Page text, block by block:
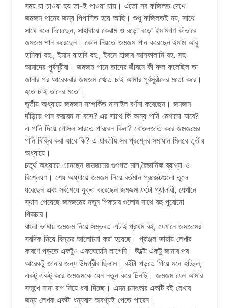
সময় যা চাওয়া হয় তা-ই পাওয়া যায়। এতো সব ফজিলত দেখে
জমজম পানের জন্য পিপাসিত হয়ে আছি। শুধু ফজিলত‌ই নয়, সাথে
সাথে বলে দিয়েছেন, সাহাবায়ে কেরাম ও বড়ো বড়ো ইমামগণ কীভাবে
জমজম পান করেছেন। কোন নিয়তে জমজম পান করেছেন ইমাম আবু
হানিফা রহ., ইমাম যাহাবি রহ., ইবনে হাজার আসকালানি রহ. সহ
আমাদের পূর্বসূরীরা। জমজম পানে তাদের জীবনে কী ফল ফলেছিল তা
জানার পর আরেকবার জমজম খেতে চাই আমার পূর্বসূরীদের মতো করে।
হতে চাই তাদের মতো।
তৃতীয় অধ্যায়ে জমজম সম্পর্কিত মাসাইল বর্ণনা করেছেন। জমজম
দাঁড়িয়ে পান করবেন না বসে? এর সাথে কি অন্য পানি মেশানো যাবে?
এ পানি দিয়ে গোসল সারতে পারবেন কিনা? বোতলজাত করে জমজমের
পানি বিক্রি করা যাবে কি? এ যাবতীয় সব প্রশ্নের সমাধান মিলবে তৃতীয়
অধ্যায়ে।
চতুর্থ অধ্যায়ে এনেছেন জমজমের গুণগত মান,বৈজ্ঞানিক ব্যাখ্যা ও
বিশ্লেষণ। শেষ অধ্যায়ে জমজম নিয়ে বর্তমান প্রজেক্টগুলো তুলে
ধরেছেন এবং সর্বশেষে যুক্ত করেছেন জমজম ফটো গ্যালারী, যেখানে
স্থান পেয়েছে জমজমের নতুন পিকচার গুলোর সাথে বহু পুরোনো
পিকচার।
বাংলা ভাষায় জমজম নিয়ে সম্ভবত এটাই প্রথম ব‌ই, যেখানে জমজমের
সবদিক নিয়ে বিস্তর আলোচনা করা হয়েছে। প্রাঞ্জল ভাষায় লেখার
কারণে পড়তে একটুও একঘেয়েমি লাগেনি। উল্টো একটু জানার পর
আরেকটু জানার জন্য উদগ্রীব ছিলাম। ব‌ইটা পড়তে গিয়ে মনে হচ্ছিল,
একটু একটু করে জমজমকে যেন নতুন করে চিনছি। জমজম যেন আমার
সম্মুখে নানা রূপ নিয়ে ধরা দিচ্ছে। এমন চমৎকার একটি ব‌ই লেখার
জন্য লেখক একটা ধন্যবাদ অবশ্যই পেতে পারেন।